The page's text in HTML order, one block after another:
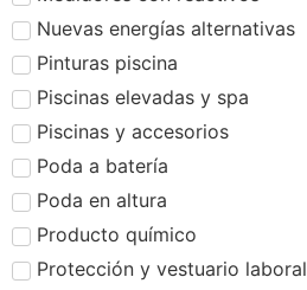
Nuevas energías alternativas
Pinturas piscina
Piscinas elevadas y spa
Piscinas y accesorios
Poda a batería
Poda en altura
Producto químico
Protección y vestuario laboral